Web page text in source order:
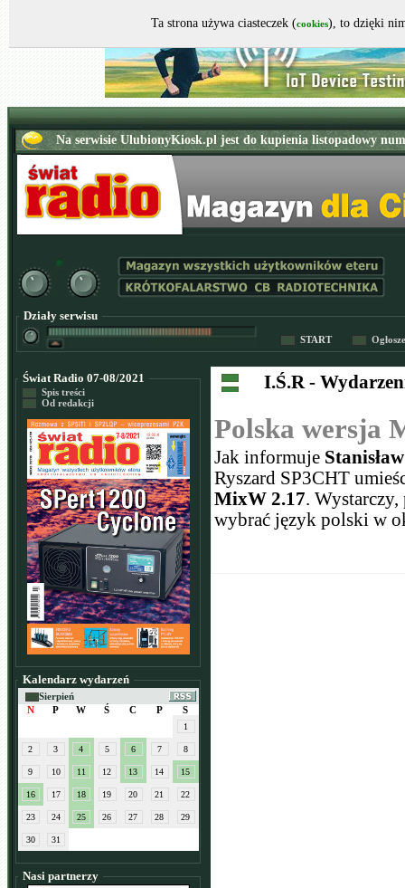
Działy serwisu
START
Świat Radio 07-08/2021
Spis treści
Od redakcji
Kalendarz wydarzeń
Sierpień
N
P W Ś C P S
1
2 3 4 5 6 7 8
9 10 11 12 13 14 15
16 17 18 19 20 21 22
23 24 25 26 27 28 29
30 31
Nasi partnerzy
I.Ś.R -
Polska wersja
Jak informuje
Ryszard SP3CHT
MixW 2.17.
wybrać język polski w
Ta strona używa ciasteczek (cookies), to dzięki